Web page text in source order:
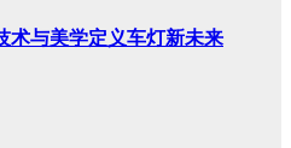
术与美学定义车灯新未来